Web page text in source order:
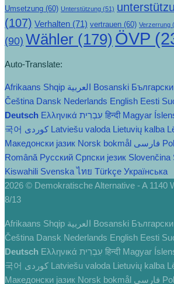
Umsetzung (60) Unterstützung (51)
(107) Verhalten (71) vertrauen (60) Verzerrung
(90) Wähler (179) ÖVP
Auto-Translate:
Afrikaans Shqip العربية Bosanski Български
Čeština‎ Dansk Nederlands English Eesti
Deutsch Ελληνικά עִבְרִית हिन्दी Magyar
국어
Latviešu valoda Lietuvių kalba
Македонски јазик Norsk bokmål فارسی
Română Русский Српски језик Slovenčina
Kiswahili Svenska ไทย Türkçe Українська
2026 © Demokratische Alternative - A 1140
8/13
Afrikaans Shqip العربية Bosanski Български
Čeština‎ Dansk Nederlands English Eesti
Deutsch Ελληνικά עִבְרִית हिन्दी Magyar
국어
Latviešu valoda Lietuvių kalba
Македонски јазик Norsk bokmål فارسی